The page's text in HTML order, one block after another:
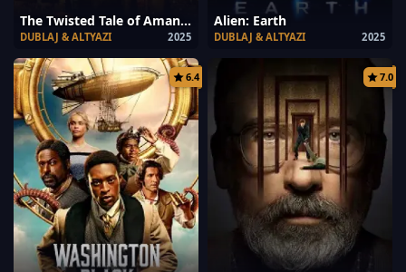
The Twisted Tale of Amanda Knox
2025
DUBLAJ & ALTYAZI
Alien: Earth
2025
DUBLAJ & ALTYAZI
6.4 7.0